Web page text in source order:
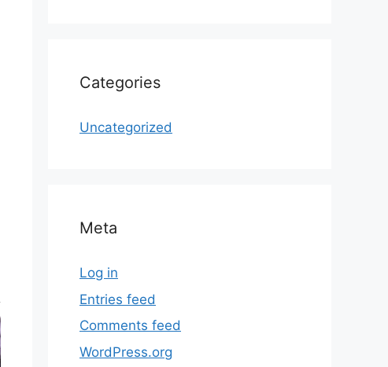
Categories
Uncategorized
Meta
Log in
Entries feed
Comments feed
WordPress.org